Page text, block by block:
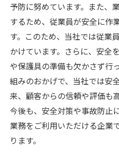
予防に努めています。また、
するため、従業員が安全に作
す。このため、当社では従業
かけています。さらに、安全
や保護具の準備も欠かさず行
組みのおかげで、当社では安
来、顧客からの信頼や評価も
今後も、安全対策や事故防止
業務をご利用いただける企業
ります。